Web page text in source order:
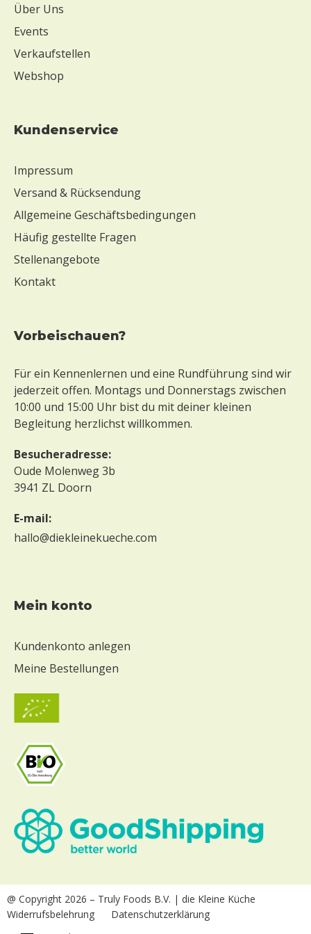
Über Uns
Events
Verkaufstellen
Webshop
Kundenservice
Impressum
Versand & Rücksendung
Allgemeine Geschäftsbedingungen
Häufig gestellte Fragen
Stellenangebote
Kontakt
Vorbeischauen?
Für ein Kennenlernen und eine Rundführung sind wir
jederzeit offen. Montags und Donnerstags zwischen
10:00 und 15:00 Uhr bist du mit deiner kleinen
Begleitung herzlichst willkommen.
Besucheradresse:
Oude Molenweg 3b
3941 ZL Doorn
E-mail:
hallo@diekleinekueche.com
mein konto
Kundenkonto anlegen
Meine Bestellungen
@ Copyright 2026 – Truly Foods B.V. | die Kleine Küche
Widerrufsbelehrung
Datenschutzerklärung